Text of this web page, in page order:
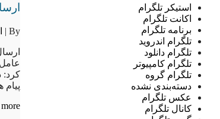
استیکر تلگرام
اکانت تلگرام
برنامه تلگرام
تلگرام اندروید
تلگرام دانلود
تلگرام کامپیوتر
تلگرام گروه
دسته‌بندی نشده
عکس تلگرام
کانال تلگرام
By |
کرد:
»